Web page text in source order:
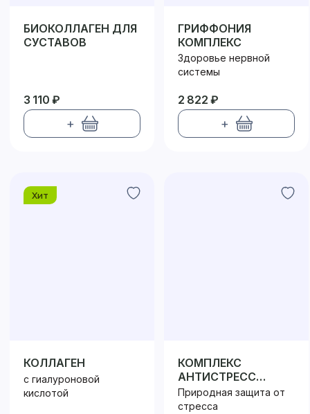
БИОКОЛЛАГЕН ДЛЯ
СУСТАВОВ
3 110 ₽
+
ГРИФФОНИЯ
КОМПЛЕКС
Здоровье нервной
системы
2 822 ₽
+
Хит
КОЛЛАГЕН
с гиалуроновой
кислотой
КОМПЛЕКС
АНТИСТРЕСС
ФОРТЕ
Природная защита от
стресса